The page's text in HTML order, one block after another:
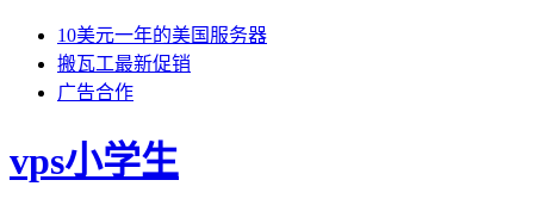
10美元一年的美国服务器
搬瓦工最新促销
广告合作
vps小学生